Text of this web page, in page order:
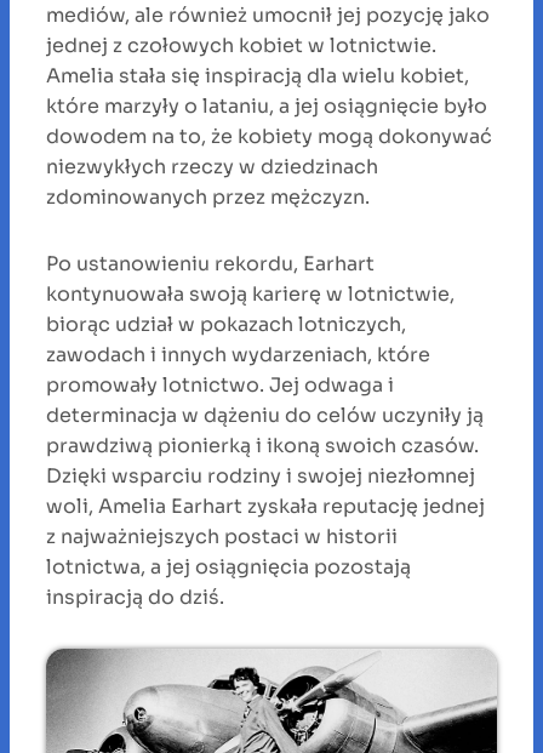
mediów, ale również umocnił jej pozycję jako
jednej z czołowych kobiet w lotnictwie.
Amelia stała się inspiracją dla wielu kobiet,
które marzyły o lataniu, a jej osiągnięcie było
dowodem na to, że kobiety mogą dokonywać
niezwykłych rzeczy w dziedzinach
zdominowanych przez mężczyzn.
Po ustanowieniu rekordu, Earhart
kontynuowała swoją karierę w lotnictwie,
biorąc udział w pokazach lotniczych,
zawodach i innych wydarzeniach, które
promowały lotnictwo. Jej odwaga i
determinacja w dążeniu do celów uczyniły ją
prawdziwą pionierką i ikoną swoich czasów.
Dzięki wsparciu rodziny i swojej niezłomnej
woli, Amelia Earhart zyskała reputację jednej
z najważniejszych postaci w historii
lotnictwa, a jej osiągnięcia pozostają
inspiracją do dziś.